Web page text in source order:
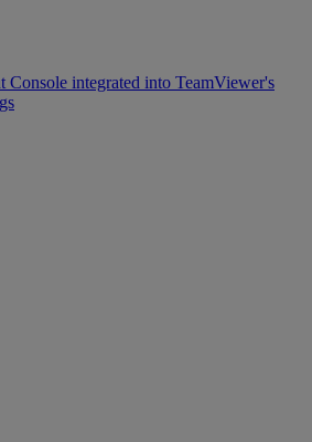
Console integrated into TeamViewer's